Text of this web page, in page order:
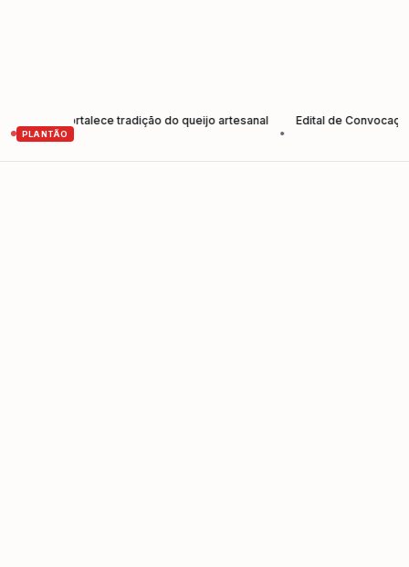
PLANTÃO
e fortalece tradição do queijo artesanal
Edital de Convocação